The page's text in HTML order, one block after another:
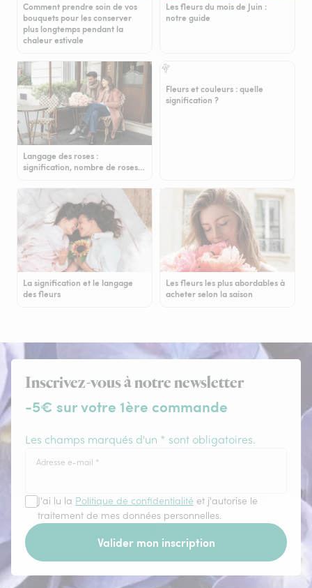
Comment prendre soin de vos
bouquets pour les conserver
plus longtemps pendant la
chaleur estivale
Les fleurs du mois de Juin :
notre guide
Langage des roses :
signification, nombre de roses…
Fleurs et couleurs : quelle
signification ?
La signification et le langage
des fleurs
Les fleurs les plus abordables à
acheter selon la saison
Inscrivez-vous à notre newsletter
-5€ sur votre 1ère commande
Les champs marqués d'un * sont obligatoires.
Adresse e-mail *
J'ai lu la Politique de confidentialité et j'autorise le
traitement de mes données personnelles.
Valider mon inscription